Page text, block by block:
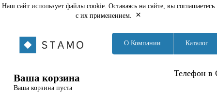
Наш сайт использует файлы cookie. Оставаясь на сайте, вы соглашаетесь
с их применением.
×
О Компании Каталог
Телефон в
Ваша корзина
Ваша корзина пуста